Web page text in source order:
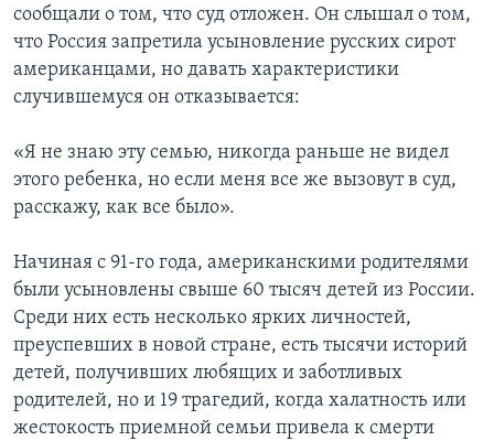
сообщали о том, что суд отложен. Он слышал о том,
что Россия запретила усыновление русских сирот
американцами, но давать характеристики
случившемуся он отказывается:
«Я не знаю эту семью, никогда раньше не видел
этого ребенка, но если меня все же вызовут в суд,
расскажу, как все было».
Начиная с 91-го года, американскими родителями
были усыновлены свыше 60 тысяч детей из России.
Среди них есть несколько ярких личностей,
преуспевших в новой стране, есть тысячи историй
детей, получивших любящих и заботливых
родителей, но и 19 трагедий, когда халатность или
жестокость приемной семьи привела к смерти